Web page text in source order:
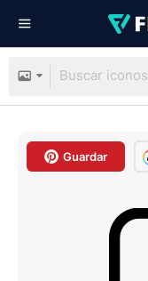
Guardar